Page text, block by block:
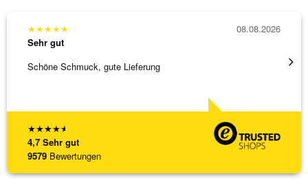
★★★★★
4,7 Sehr gut
9579 Bewertungen
★★★★★
Sehr gut
Schöne Schmuck, gute Lieferung
08.08.2026